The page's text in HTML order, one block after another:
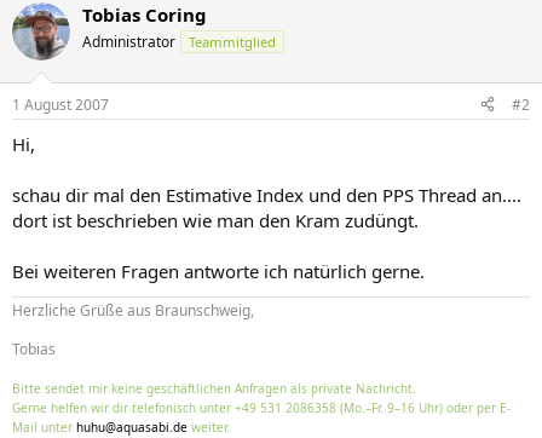
Tobias Coring
Administrator Teammitglied
1 August 2007 #2
Hi,
schau dir mal den Estimative Index und den PPS Thread an....
dort ist beschrieben wie man den Kram zudüngt.
Bei weiteren Fragen antworte ich natürlich gerne.
Herzliche Grüße aus Braunschweig,
Tobias
Bitte sendet mir keine geschäftlichen Anfragen als private Nachricht.
Gerne helfen wir dir telefonisch unter +49 531 2086358 (Mo.–Fr. 9–16 Uhr) oder per E-
Mail unter huhu@aquasabi.de weiter.